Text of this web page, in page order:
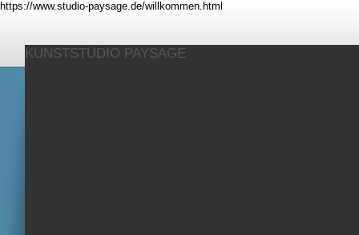
https://www.studio-paysage.de/willkommen.html
KUNSTSTUDIO PAYSAGE